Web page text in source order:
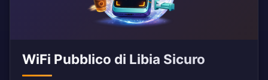
WiFi Pubblico di Libia Sicuro